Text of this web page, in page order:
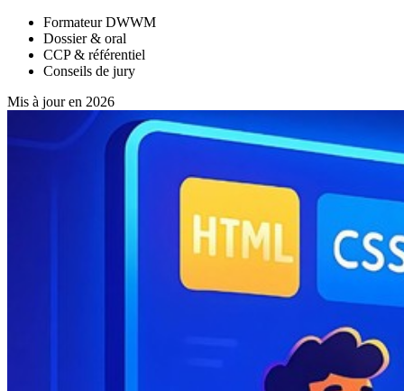
Formateur DWWM
Dossier & oral
CCP & référentiel
Conseils de jury
Mis à jour en 2026